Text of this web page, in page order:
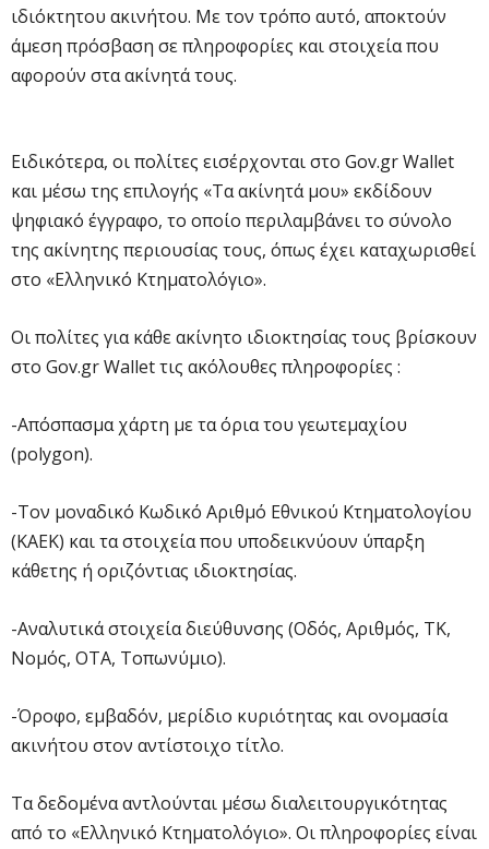
ιδιόκτητου ακινήτου. Με τον τρόπο αυτό, αποκτούν
άμεση πρόσβαση σε πληροφορίες και στοιχεία που
αφορούν στα ακίνητά τους.
Ειδικότερα, οι πολίτες εισέρχονται στο Gov.gr Wallet
και μέσω της επιλογής «Τα ακίνητά μου» εκδίδουν
ψηφιακό έγγραφο, το οποίο περιλαμβάνει το σύνολο
της ακίνητης περιουσίας τους, όπως έχει καταχωρισθεί
στο «Ελληνικό Κτηματολόγιο».
Οι πολίτες για κάθε ακίνητο ιδιοκτησίας τους βρίσκουν
στο Gov.gr Wallet τις ακόλουθες πληροφορίες :
-Απόσπασμα χάρτη με τα όρια του γεωτεμαχίου
(polygon).
-Τον μοναδικό Κωδικό Αριθμό Εθνικού Κτηματολογίου
(ΚΑΕΚ) και τα στοιχεία που υποδεικνύουν ύπαρξη
κάθετης ή οριζόντιας ιδιοκτησίας.
-Αναλυτικά στοιχεία διεύθυνσης (Οδός, Αριθμός, ΤΚ,
Νομός, ΟΤΑ, Τοπωνύμιο).
-Όροφο, εμβαδόν, μερίδιο κυριότητας και ονομασία
ακινήτου στον αντίστοιχο τίτλο.
Τα δεδομένα αντλούνται μέσω διαλειτουργικότητας
από το «Ελληνικό Κτηματολόγιο». Οι πληροφορίες είναι